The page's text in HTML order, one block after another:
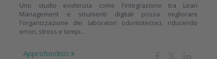
Uno studio evidenzia come l'integrazione tra Lean
Management e strumenti digitali possa migliorare
l'organizzazione dei laboratori odontotecnici, riducendo
errori, stress e tempi...
Approfondisci